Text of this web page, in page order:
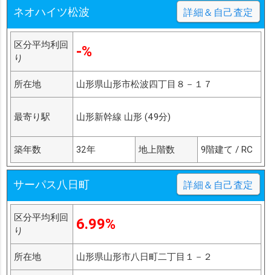
ネオハイツ松波 詳細＆自己査定
区分平均利回
り
-%
所在地 山形県山形市松波四丁目８－１７
最寄り駅 山形新幹線 山形 (49分)
築年数 32年 地上階数 9階建て / RC
サーパス八日町 詳細＆自己査定
区分平均利回
り
6.99%
所在地 山形県山形市八日町二丁目１－２